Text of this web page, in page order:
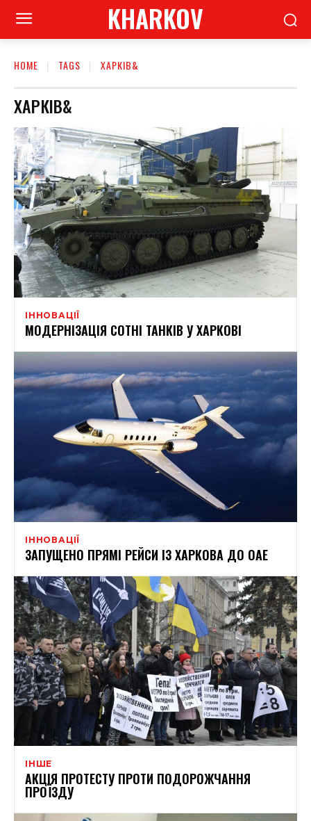
KHARKOV
HOME TAGS ХАРКІВ&
ХАРКІВ&
ІННОВАЦІЇ
МОДЕРНІЗАЦІЯ СОТНІ ТАНКІВ У ХАРКОВІ
ІННОВАЦІЇ
ЗАПУЩЕНО ПРЯМІ РЕЙСИ ІЗ ХАРКОВА ДО ОАЕ
ІНШЕ
АКЦІЯ ПРОТЕСТУ ПРОТИ ПОДОРОЖЧАННЯ
ПРОЇЗДУ